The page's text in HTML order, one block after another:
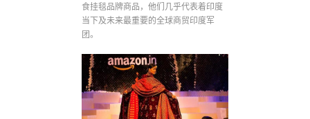
食挂毯品牌商品，他们几乎代表着印度
当下及未来最重要的全球商贸印度军
团。